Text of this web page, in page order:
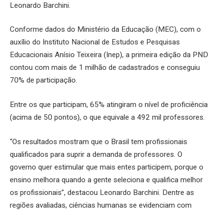
Leonardo Barchini.
Conforme dados do Ministério da Educação (MEC), com o
auxílio do Instituto Nacional de Estudos e Pesquisas
Educacionais Anísio Teixeira (Inep), a primeira edição da PND
contou com mais de 1 milhão de cadastrados e conseguiu
70% de participação.
Entre os que participam, 65% atingiram o nível de proficiência
(acima de 50 pontos), o que equivale a 492 mil professores.
“Os resultados mostram que o Brasil tem profissionais
qualificados para suprir a demanda de professores. O
governo quer estimular que mais entes participem, porque o
ensino melhora quando a gente seleciona e qualifica melhor
os profissionais”, destacou Leonardo Barchini. Dentre as
regiões avaliadas, ciências humanas se evidenciam com